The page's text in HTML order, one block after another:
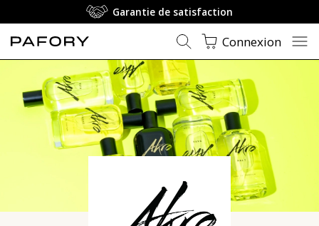
Garantie de satisfaction
Connexion